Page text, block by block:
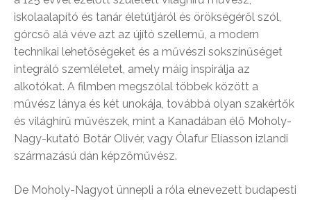
iskolaalapító és tanár életútjáról és örökségéről szól,
górcső alá véve azt az újító szellemű, a modern
technikai lehetőségeket és a művészi sokszínűséget
integráló szemléletet, amely máig inspirálja az
alkotókat. A filmben megszólal többek között a
művész lánya és két unokája, továbbá olyan szakértők
és világhírű művészek, mint a Kanadában élő Moholy-
Nagy-kutató Botár Olivér, vagy Ólafur Elíasson izlandi
származású dán képzőművész.
De Moholy-Nagyot ünnepli a róla elnevezett budapesti